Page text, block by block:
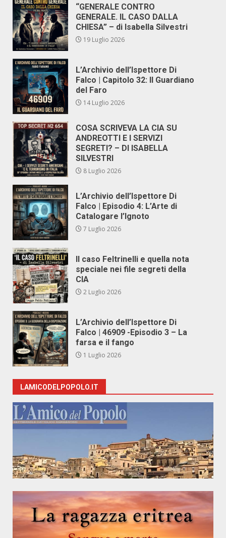
“GENERALE CONTRO
GENERALE. IL CASO DALLA
CHIESA” – di Isabella Silvestri
19 Luglio 2026
L’Archivio dell’Ispettore Di
Falco | Capitolo 32: Il Guardiano
del Faro
14 Luglio 2026
COSA SCRIVEVA LA CIA SU
ANDREOTTI E I SERVIZI
SEGRETI? – DI ISABELLA
SILVESTRI
8 Luglio 2026
L’Archivio dell’Ispettore Di
Falco | Episodio 4: L’Arte di
Catalogare l’Ignoto
7 Luglio 2026
Il caso Feltrinelli e quella nota
speciale nei file segreti della
CIA
2 Luglio 2026
L’Archivio dell’Ispettore Di
Falco | 46909 -Episodio 3 – La
farsa e il fango
1 Luglio 2026
LAMICODELPOPOLO.IT